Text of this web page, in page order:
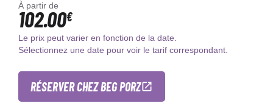
À partir de
102.00€
Le prix peut varier en fonction de la date.
Sélectionnez une date pour voir le tarif correspondant.
RÉSERVER CHEZ BEG PORZ